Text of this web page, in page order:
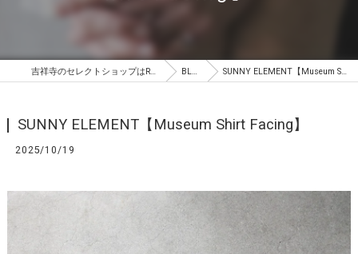
吉祥寺のセレクトショップはROL（ロル） BLOG SUNNY ELEMENT【Museum Shirt Facing】
SUNNY ELEMENT【Museum Shirt Facing】
2025/10/19